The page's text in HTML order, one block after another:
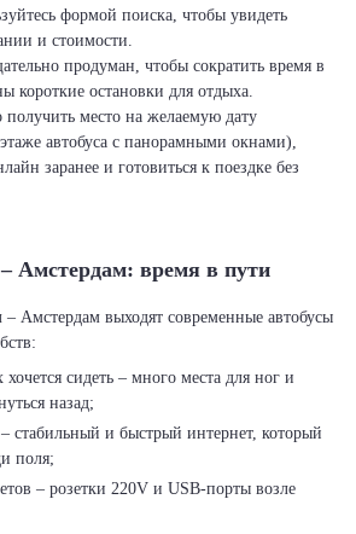
формой поиска, чтобы увидеть
и стоимости.
продуман, чтобы сократить время в
короткие остановки для отдыха.
получить место на желаемую дату
автобуса с панорамными окнами),
заранее и готовиться к поездке без
Амстердам: время в пути
Амстердам выходят современные автобусы
хочется сидеть – много места для ног и
назад;
стабильный и быстрый интернет, который
поля;
– розетки 220V и USB-порты возле